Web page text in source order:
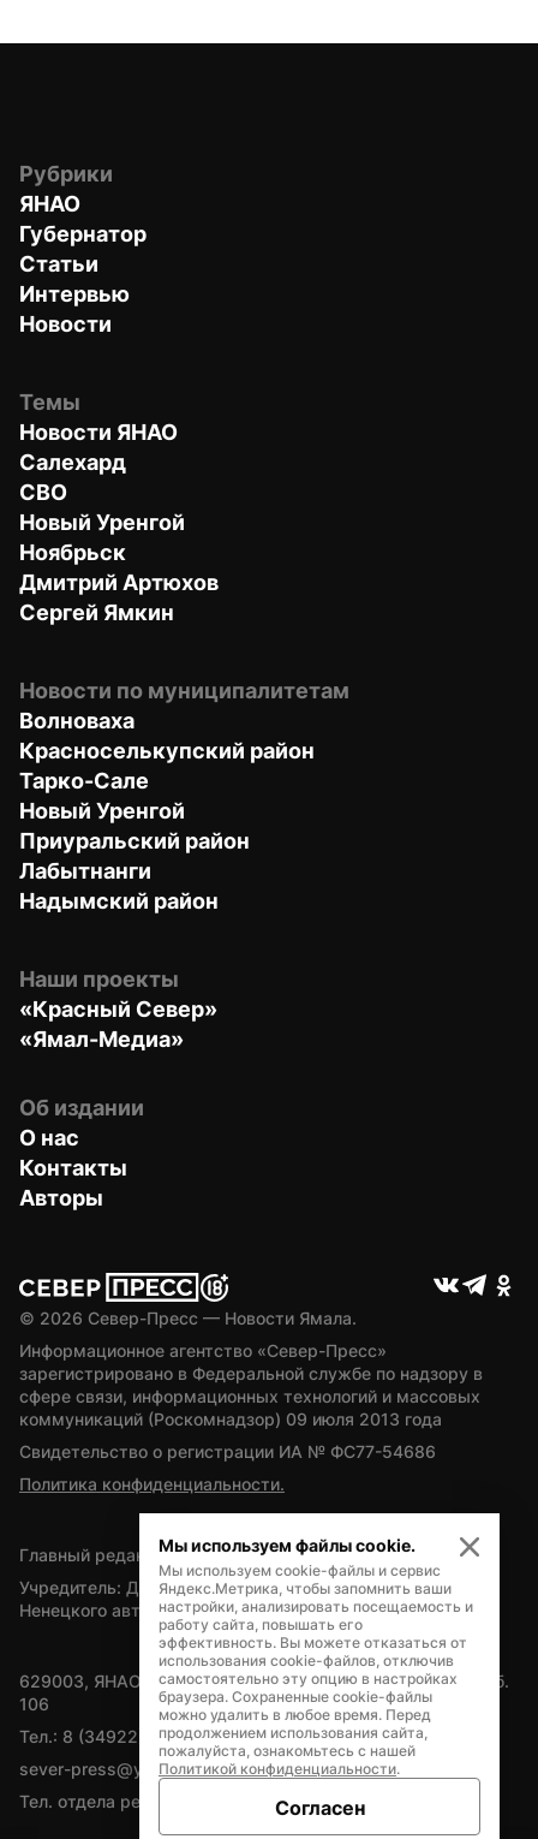
Рубрики
ЯНАО
Губернатор
Статьи
Интервью
Новости
Темы
Новости ЯНАО
Салехард
СВО
Новый Уренгой
Ноябрьск
Дмитрий Артюхов
Сергей Ямкин
Новости по муниципалитетам
Волноваха
Красноселькупский район
Тарко-Сале
Новый Уренгой
Приуральский район
Лабытнанги
Надымский район
Наши проекты
«Красный Север»
«Ямал-Медиа»
Об издании
О нас
Контакты
Авторы
© 2026 Север-Пресс — Новости Ямала.
Информационное агентство «Север-Пресс»
зарегистрировано в Федеральной службе по надзору в
сфере связи, информационных технологий и массовых
коммуникаций (Роскомнадзор) 09 июля 2013 года
Свидетельство о регистрации ИА № ФС77-54686
Политика конфиденциальности.
Главный редактор — А.Л. Поздеев
Учредитель: Департамент внутренней политики Ямало-
Ненецкого автономного округа
629003, ЯНАО, Салехард, мкр. Богдана Кнунянца, д.1, каб.
106
Тел.: 8 (34922) 71262
sever-press@yamal-media.ru
Тел. отдела рекламы: 8 (34922) 42728
Мы используем файлы cookie.
Мы используем cookie-файлы и сервис
Яндекс.Метрика, чтобы запомнить ваши
настройки, анализировать посещаемость и
работу сайта, повышать его
эффективность. Вы можете отказаться от
использования cookie-файлов, отключив
самостоятельно эту опцию в настройках
браузера. Сохраненные cookie-файлы
можно удалить в любое время. Перед
продолжением использования сайта,
пожалуйста, ознакомьтесь с нашей
Политикой конфиденциальности.
Согласен